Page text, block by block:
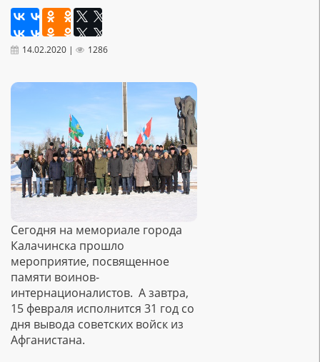
14.02.2020 | 1286
Сегодня на мемориале города
Калачинска прошло
мероприятие, посвященное
памяти воинов-
интернационалистов. А завтра,
15 февраля исполнится 31 год со
дня вывода советских войск из
Афганистана.